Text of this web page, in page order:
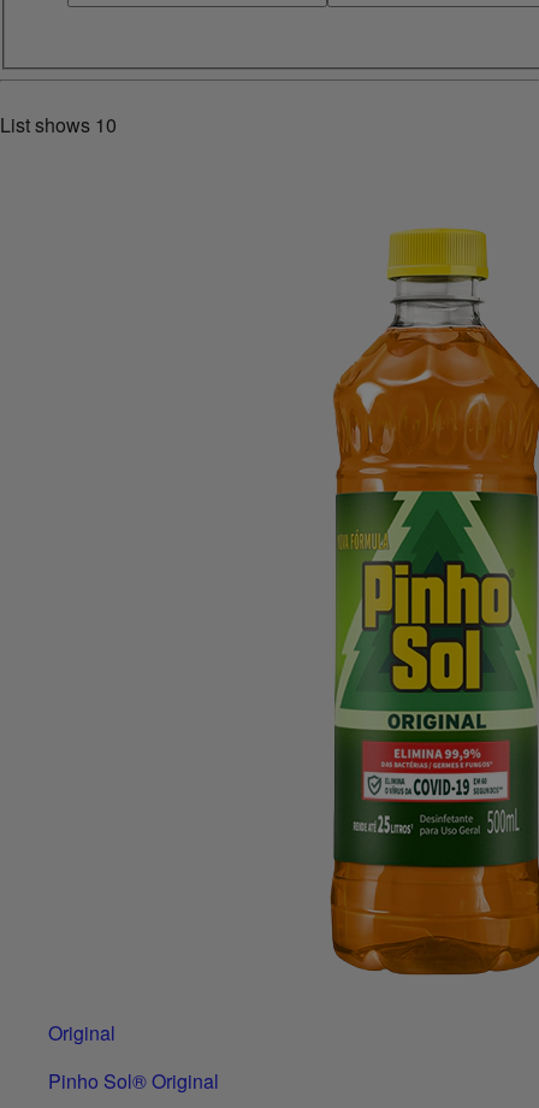
List shows 10
Original
Pinho Sol® Original